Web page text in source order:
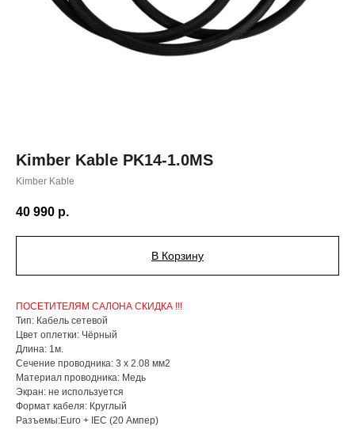
Kimber Kable PK14-1.0MS
Kimber Kable
40 990 р.
В Корзину
ПОСЕТИТЕЛЯМ САЛОНА СКИДКА !!!
Тип: Кабель сетевой
Цвет оплетки: Чёрный
Длина: 1м.
Сечение проводника: 3 x 2.08 мм2
Материал проводника: Медь
Экран: не используется
Формат кабеля: Круглый
Разъемы:Euro + IEC (20 Ампер)